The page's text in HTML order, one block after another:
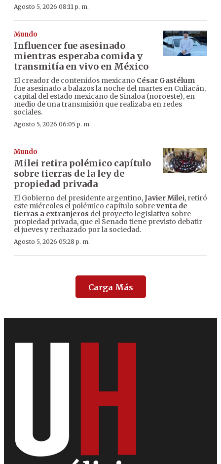
Agosto 5, 2026 08:11 p. m.
Mundo
Influencer fue asesinado
mientras esperaba comida y
transmitía en vivo en México
El creador de contenidos mexicano César Gastélum
fue asesinado a balazos la noche del martes en Culiacán,
capital del estado mexicano de Sinaloa (noroeste), en
medio de una transmisión que realizaba en redes
sociales.
Agosto 5, 2026 06:05 p. m.
Mundo
Milei retira polémico capítulo
sobre tierras de la ley de
propiedad privada
El Gobierno del presidente argentino,Javier Milei, retiró
este miércoles el polémico capítulo sobreventa de
tierras a extranjeros del proyecto legislativo sobre
propiedad privada, que el Senado tiene previsto debatir
el jueves y rechazado por la sociedad.
Agosto 5, 2026 05:28 p. m.
Carga Más